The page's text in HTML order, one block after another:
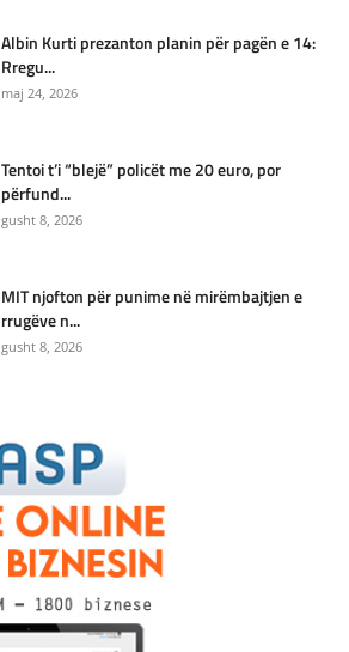
Albin Kurti prezanton planin për pagën e 14:
Rregu...
maj 24, 2026
Tentoi t’i “blejë” policët me 20 euro, por
përfund...
gusht 8, 2026
MIT njofton për punime në mirëmbajtjen e
rrugëve n...
gusht 8, 2026